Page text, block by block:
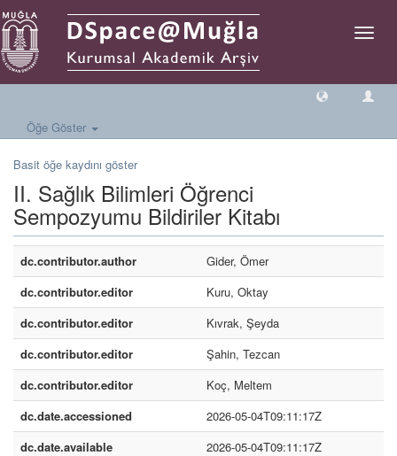
Geçiş
Öğe Göster
Basit öğe kaydını göster
II. Sağlık Bilimleri Öğrenci
Sempozyumu Bildiriler Kitabı
dc.contributor.author
Gider, Ömer
dc.contributor.editor
Kuru, Oktay
dc.contributor.editor
Kıvrak, Şeyda
dc.contributor.editor
Şahin, Tezcan
dc.contributor.editor
Koç, Meltem
dc.date.accessioned
2026-05-04T09:11:17Z
dc.date.available
2026-05-04T09:11:17Z